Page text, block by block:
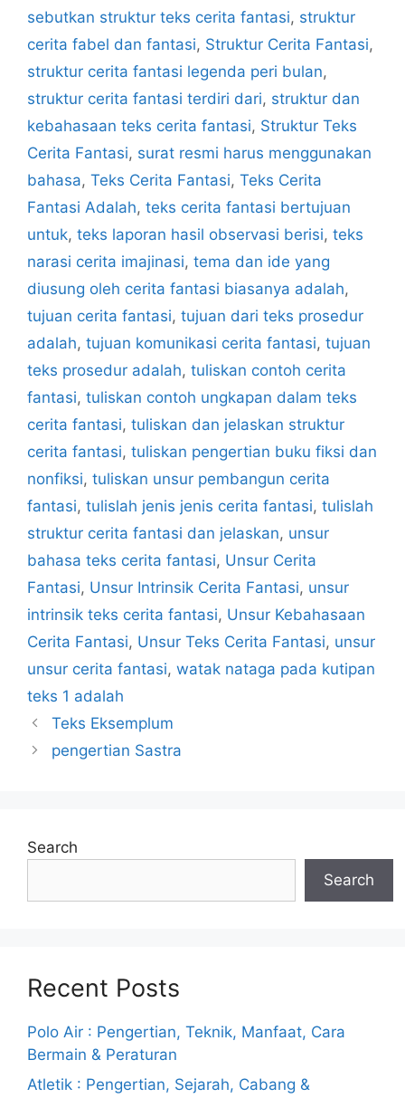
sebutkan struktur teks cerita fantasi, struktur
cerita fabel dan fantasi, Struktur Cerita Fantasi,
struktur cerita fantasi legenda peri bulan,
struktur cerita fantasi terdiri dari, struktur dan
kebahasaan teks cerita fantasi, Struktur Teks
Cerita Fantasi, surat resmi harus menggunakan
bahasa, Teks Cerita Fantasi, Teks Cerita
Fantasi Adalah, teks cerita fantasi bertujuan
untuk, teks laporan hasil observasi berisi, teks
narasi cerita imajinasi, tema dan ide yang
diusung oleh cerita fantasi biasanya adalah,
tujuan cerita fantasi, tujuan dari teks prosedur
adalah, tujuan komunikasi cerita fantasi, tujuan
teks prosedur adalah, tuliskan contoh cerita
fantasi, tuliskan contoh ungkapan dalam teks
cerita fantasi, tuliskan dan jelaskan struktur
cerita fantasi, tuliskan pengertian buku fiksi dan
nonfiksi, tuliskan unsur pembangun cerita
fantasi, tulislah jenis jenis cerita fantasi, tulislah
struktur cerita fantasi dan jelaskan, unsur
bahasa teks cerita fantasi, Unsur Cerita
Fantasi, Unsur Intrinsik Cerita Fantasi, unsur
intrinsik teks cerita fantasi, Unsur Kebahasaan
Cerita Fantasi, Unsur Teks Cerita Fantasi, unsur
unsur cerita fantasi, watak nataga pada kutipan
teks 1 adalah
Teks Eksemplum
pengertian Sastra
Search
Search
Recent Posts
Polo Air : Pengertian, Teknik, Manfaat, Cara
Bermain & Peraturan
Atletik : Pengertian, Sejarah, Cabang &